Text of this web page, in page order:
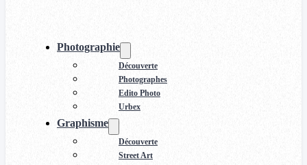
Photographie
Découverte
Photographes
Edito Photo
Urbex
Graphisme
Découverte
Street Art